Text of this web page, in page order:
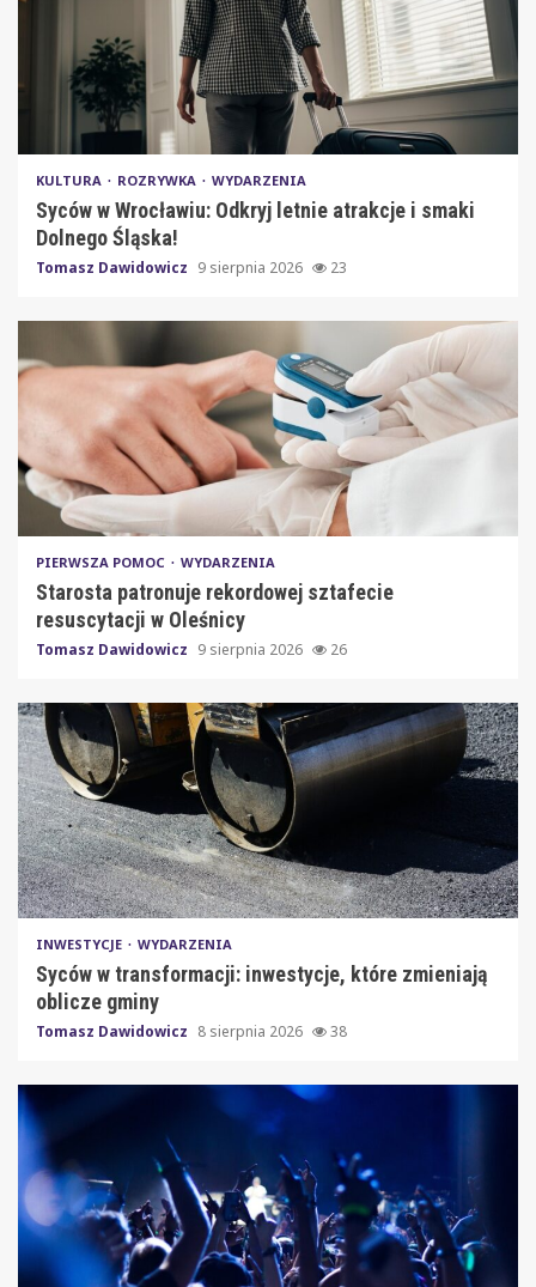
KULTURA ROZRYWKA WYDARZENIA
Syców w Wrocławiu: Odkryj letnie atrakcje i smaki
Dolnego Śląska!
Tomasz Dawidowicz 9 sierpnia 2026 23
PIERWSZA POMOC WYDARZENIA
Starosta patronuje rekordowej sztafecie
resuscytacji w Oleśnicy
Tomasz Dawidowicz 9 sierpnia 2026 26
INWESTYCJE WYDARZENIA
Syców w transformacji: inwestycje, które zmieniają
oblicze gminy
Tomasz Dawidowicz 8 sierpnia 2026 38